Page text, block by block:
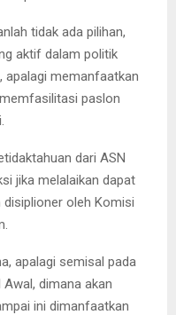
tidak ada pilihan,
aktif dalam politik
apalagi memanfaatkan
paslon
dari ASN
jika melalaikan dapat
oleh Komisi
apalagi semisal pada
dimana akan
ini dimanfaatkan